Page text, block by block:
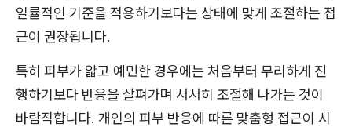
일률적인 기준을 적용하기보다는 상태에 맞게 조절하는 접
근이 권장됩니다.
특히 피부가 얇고 예민한 경우에는 처음부터 무리하게 진
행하기보다 반응을 살펴가며 서서히 조절해 나가는 것이
바람직합니다. 개인의 피부 반응에 따른 맞춤형 접근이 시